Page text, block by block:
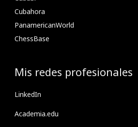
Cubahora
PanamericanWorld
ChessBase
Mis redes profesionales
LinkedIn
Academia.edu